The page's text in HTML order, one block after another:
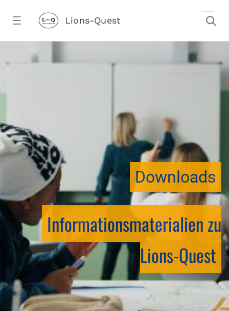
Lions-Quest
Downloads
Informationsmaterialien zu
Lions-Quest